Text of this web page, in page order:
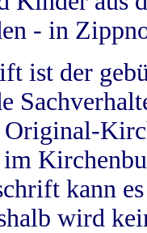
- in
ist der
kann
wird